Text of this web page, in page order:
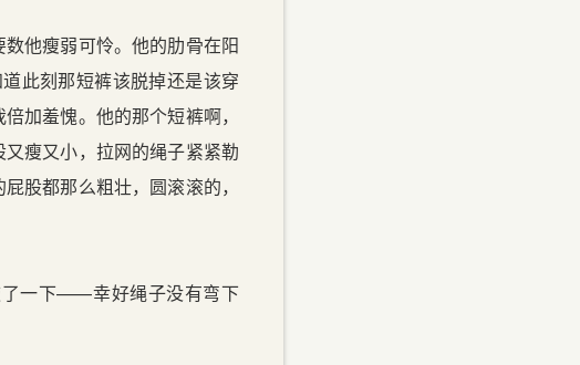
他瘦弱可怜。他的肋骨在阳
此刻那短裤该脱掉还是该穿
加羞愧。他的那个短裤啊，
瘦又小，拉网的绳子紧紧勒
股都那么粗壮，圆滚滚的，
一下——幸好绳子没有弯下